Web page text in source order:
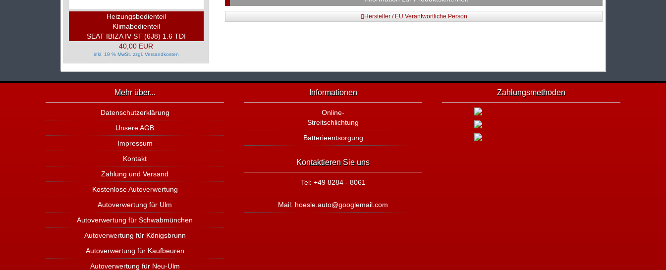
Heizungsbedienteil
Klimabedienteil
SEAT IBIZA IV ST (6J8) 1.6 TDI
40,00 EUR
inkl. 19 % MwSt. zzgl. Versandkosten
Hersteller / EU Verantwortliche Person
Mehr über...
Datenschutzerklärung
Unsere AGB
Impressum
Kontakt
Zahlung und Versand
Kostenlose Autoverwertung
Autoverwertung für Ulm
Autoverwertung für Schwabmünchen
Autoverwertung für Königsbrunn
Autoverwertung für Kaufbeuren
Autoverwertung für Neu-Ulm
Informationen
Online-
Streitschlichtung
Batterieentsorgung
Kontaktieren Sie uns
Tel: +49 8284 - 8061
Mail: hoesle.auto@googlemail.com
Zahlungsmethoden